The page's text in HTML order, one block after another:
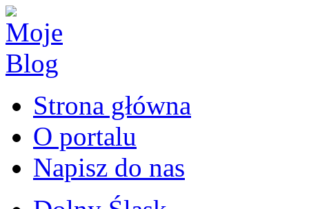
Strona główna
O portalu
Napisz do nas